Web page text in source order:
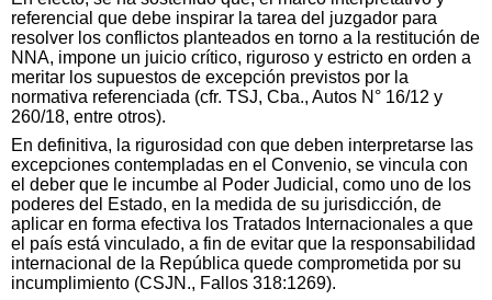
referencial que debe inspirar la tarea del juzgador para
resolver los conflictos planteados en torno a la restitución de
NNA, impone un juicio crítico, riguroso y estricto en orden a
meritar los supuestos de excepción previstos por la
normativa referenciada (cfr. TSJ, Cba., Autos N° 16/12 y
260/18, entre otros).
En definitiva, la rigurosidad con que deben interpretarse las
excepciones contempladas en el Convenio, se vincula con
el deber que le incumbe al Poder Judicial, como uno de los
poderes del Estado, en la medida de su jurisdicción, de
aplicar en forma efectiva los Tratados Internacionales a que
el país está vinculado, a fin de evitar que la responsabilidad
internacional de la República quede comprometida por su
incumplimiento (CSJN., Fallos 318:1269).